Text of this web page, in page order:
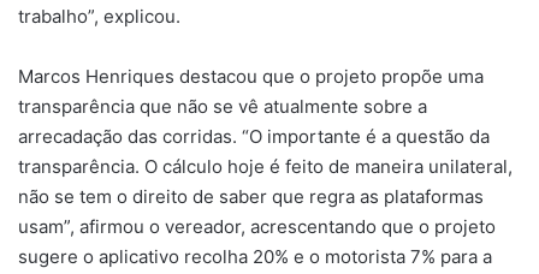
trabalho”, explicou.
Marcos Henriques destacou que o projeto propõe uma
transparência que não se vê atualmente sobre a
arrecadação das corridas. “O importante é a questão da
transparência. O cálculo hoje é feito de maneira unilateral,
não se tem o direito de saber que regra as plataformas
usam”, afirmou o vereador, acrescentando que o projeto
sugere o aplicativo recolha 20% e o motorista 7% para a